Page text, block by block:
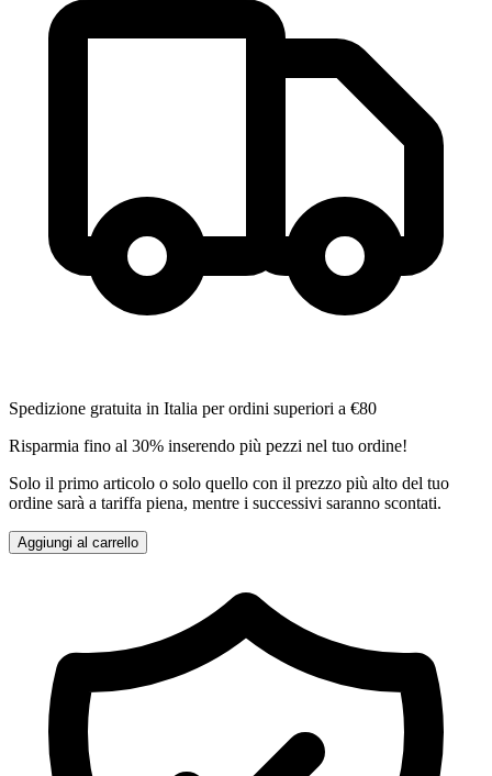
Spedizione gratuita in Italia per ordini superiori a €80
Risparmia fino al 30% inserendo più pezzi nel tuo ordine!
Solo il primo articolo o solo quello con il prezzo più alto del tuo
ordine sarà a tariffa piena, mentre i successivi saranno scontati.
Aggiungi al carrello